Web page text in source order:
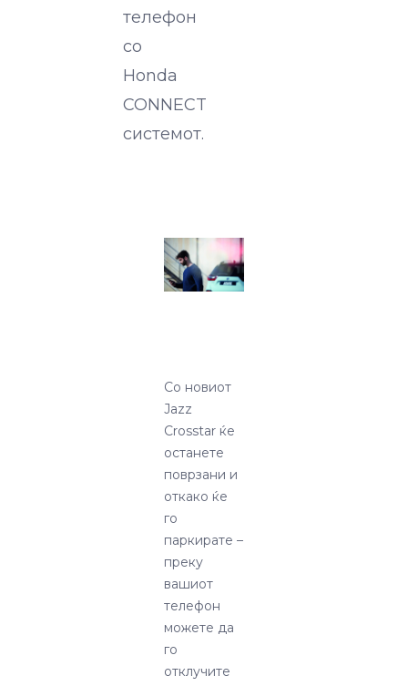
телефон
со
Honda
CONNECT
системот.
Со новиот
Jazz
Crosstar ќе
останете
поврзани и
откако ќе
го
паркирате –
преку
вашиот
телефон
можете да
го
отклучите